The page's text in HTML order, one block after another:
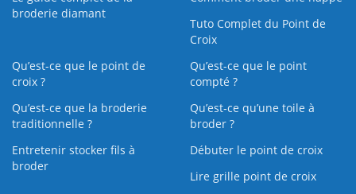
broderie diamant
Tuto Complet du Point de
Croix
Qu’est-ce que le point de
croix ?
Qu’est-ce que le point
compté ?
Qu’est-ce que la broderie
traditionnelle ?
Qu’est‑ce qu’une toile à
broder ?
Entretenir stocker fils à
broder
Débuter le point de croix
Lire grille point de croix